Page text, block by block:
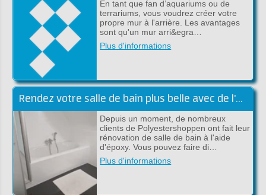
En tant que fan d’aquariums ou de
terrariums, vous voudrez créer votre
propre mur à l'arrière. Les avantages
sont qu'un mur arri&egra…
Plus d'informations
Rendez votre salle de bain plus belle avec de l'époxy
Depuis un moment, de nombreux
clients de Polyestershoppen ont fait leur
rénovation de salle de bain à l'aide
d'époxy. Vous pouvez faire di…
Plus d'informations